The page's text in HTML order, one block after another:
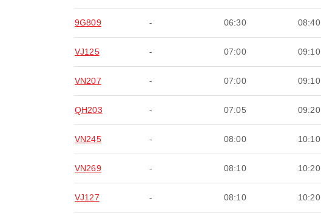
9G809 - 06:30 08:40
VJ125 - 07:00 09:10
VN207 - 07:00 09:10
QH203 - 07:05 09:20
VN245 - 08:00 10:10
VN269 - 08:10 10:20
VJ127 - 08:10 10:20